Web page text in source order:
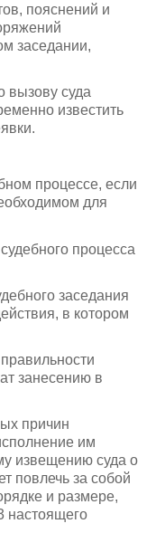
пояснений и
заседании,
вызову суда
известить
процессе, если
для
процесса
заседания
в котором
занесению в
причин
им
извещению суда о
повлечь за собой
и размере,
настоящего